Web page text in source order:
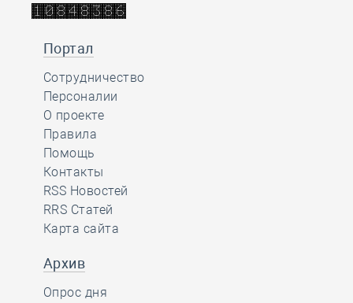
Портал
Сотрудничество
Персоналии
О проекте
Правила
Помощь
Контакты
RSS Новостей
RRS Статей
Карта сайта
Архив
Опрос дня